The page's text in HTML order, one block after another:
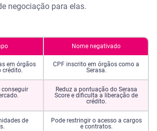
negociação para elas.
Nome negativado
em órgãos
crédito.
CPF inscrito em órgãos como a
Serasa.
conseguir
Reduz a pontuação do Serasa
Score e dificulta a liberação de
crédito.
de
Pode restringir o acesso a cargos
e contratos.